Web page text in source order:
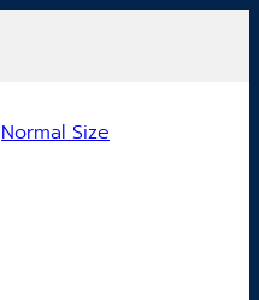
Normal Size